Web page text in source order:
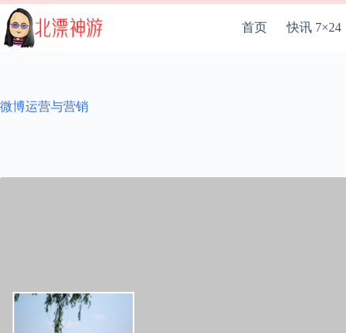
跳
至
内
首页 快讯 7×24
微博运营与营销